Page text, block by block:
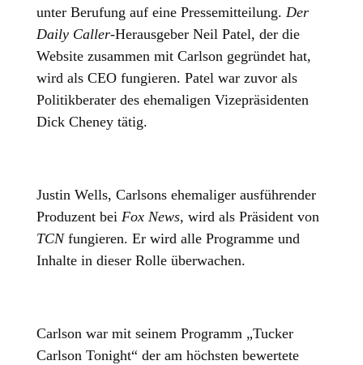
unter Berufung auf eine Pressemitteilung. Der
Daily Caller-Herausgeber Neil Patel, der die
Website zusammen mit Carlson gegründet hat,
wird als CEO fungieren. Patel war zuvor als
Politikberater des ehemaligen Vizepräsidenten
Dick Cheney tätig.
Justin Wells, Carlsons ehemaliger ausführender
Produzent beiFox News, wird als Präsident von
TCNfungieren. Er wird alle Programme und
Inhalte in dieser Rolle überwachen.
Carlson war mit seinem Programm „Tucker
Carlson Tonight“ der am höchsten bewertete